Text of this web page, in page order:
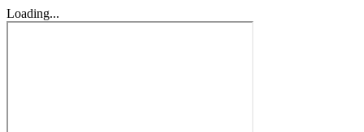
Loading...